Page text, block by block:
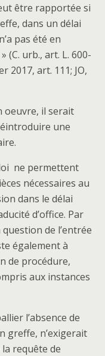
être rapportée si
dans un délai
pas été en
(C. urb., art. L. 600-
2017, art. 111; JO,
oeuvre, il serait
une
ne permettent
nécessaires au
dans le délai
d’office. Par
de l’entrée
également à
de procédure,
aux instances
l’absence de
greffe, n’exigerait
requête de